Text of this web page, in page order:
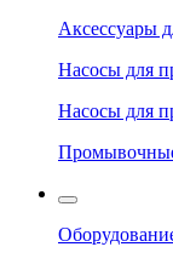
Аксессуары
Насосы для
Насосы для